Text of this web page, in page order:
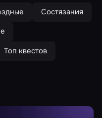
Состязания
Топ квестов